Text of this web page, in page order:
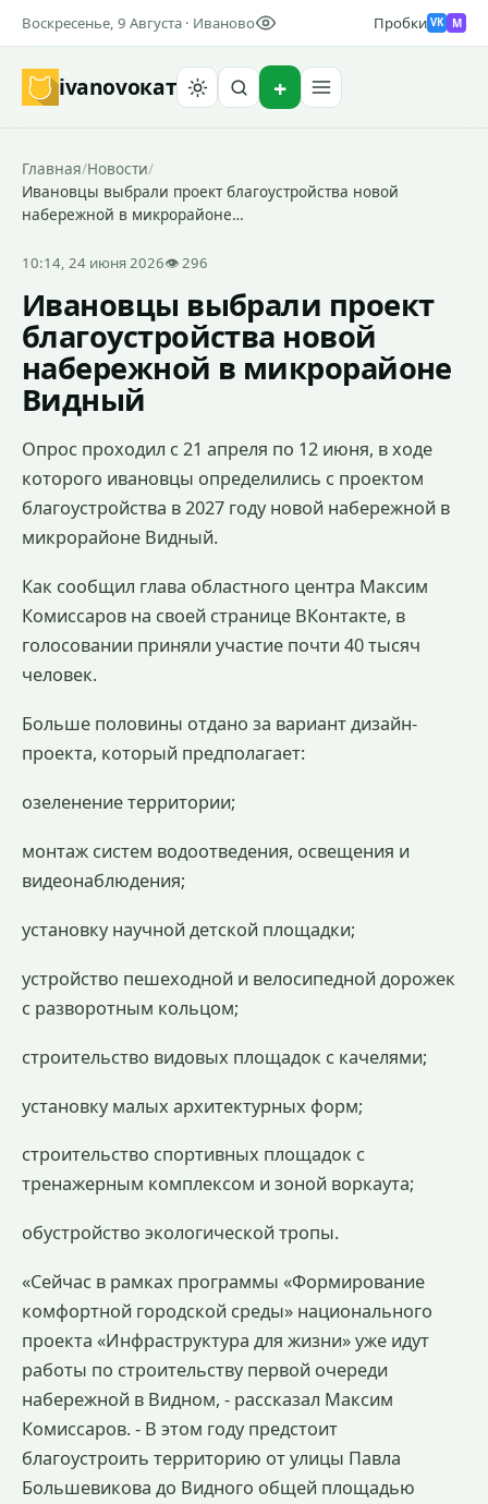
Воскресенье, 9 Августа · Иваново Пробки VK M
ivanovoкат
Главная/Новости/
Ивановцы выбрали проект благоустройства новой
набережной в микрорайоне…
10:14, 24 июня 2026👁 296
Ивановцы выбрали проект
благоустройства новой
набережной в микрорайоне
Видный
Опрос проходил с 21 апреля по 12 июня, в ходе
которого ивановцы определились с проектом
благоустройства в 2027 году новой набережной в
микрорайоне Видный.
Как сообщил глава областного центра Максим
Комиссаров на своей странице ВКонтакте, в
голосовании приняли участие почти 40 тысяч
человек.
Больше половины отдано за вариант дизайн-
проекта, который предполагает:
озеленение территории;
монтаж систем водоотведения, освещения и
видеонаблюдения;
установку научной детской площадки;
устройство пешеходной и велосипедной дорожек
с разворотным кольцом;
строительство видовых площадок с качелями;
установку малых архитектурных форм;
строительство спортивных площадок с
тренажерным комплексом и зоной воркаута;
обустройство экологической тропы.
«Сейчас в рамках программы «Формирование
комфортной городской среды» национального
проекта «Инфраструктура для жизни» уже идут
работы по строительству первой очереди
набережной в Видном, - рассказал Максим
Комиссаров. - В этом году предстоит
благоустроить территорию от улицы Павла
Большевикова до Видного общей площадью